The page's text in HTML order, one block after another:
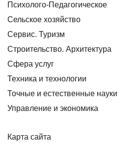
Психолого-Педагогическое
Сельское хозяйство
Сервис. Туризм
Строительство. Архитектура
Сфера услуг
Техника и технологии
Точные и естественные науки
Управление и экономика
Карта сайта